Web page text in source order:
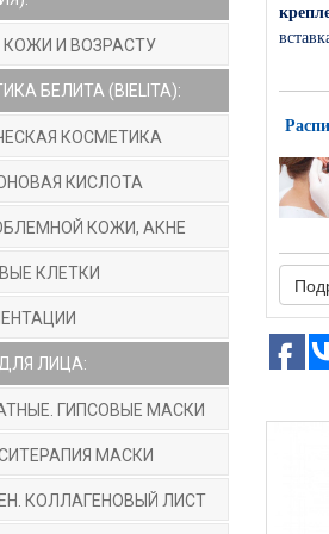
КОЖИ И ВОЗРАСТУ
БЕЛИТА (BIELITA):
КОСМЕТИКА
КИСЛОТА
КОЖИ, АКНЕ
КЛЕТКИ
ЛИЦА:
ГИПСОВЫЕ МАСКИ
МАСКИ
КОЛЛАГЕНОВЫЙ ЛИСТ
услуг